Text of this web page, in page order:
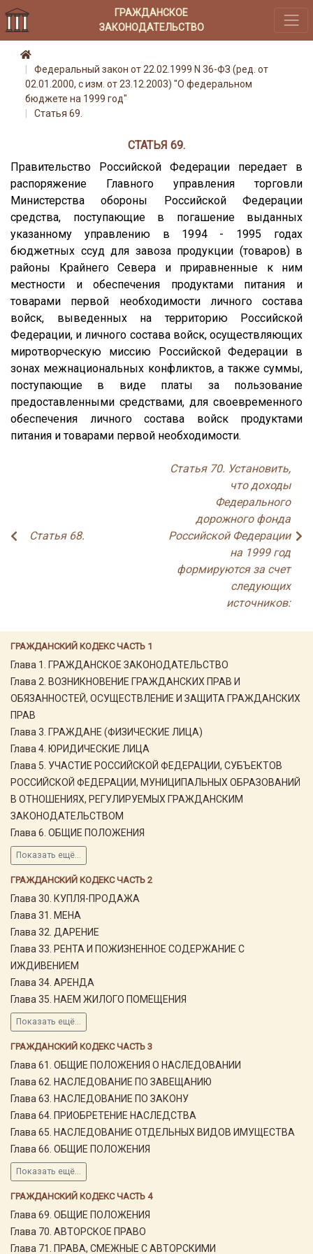
ГРАЖДАНСКОЕ
ЗАКОНОДАТЕЛЬСТВО
ГРАЖДАНСКИЙ КОДЕКС ЧАСТЬ 1
Глава 1. ГРАЖДАНСКОЕ ЗАКОНОДАТЕЛЬСТВО
Глава 2. ВОЗНИКНОВЕНИЕ ГРАЖДАНСКИХ ПРАВ И
ОБЯЗАННОСТЕЙ, ОСУЩЕСТВЛЕНИЕ И ЗАЩИТА ГРАЖДАНСКИХ
ПРАВ
Глава 3. ГРАЖДАНЕ (ФИЗИЧЕСКИЕ ЛИЦА)
Глава 4. ЮРИДИЧЕСКИЕ ЛИЦА
Глава 5. УЧАСТИЕ РОССИЙСКОЙ ФЕДЕРАЦИИ, СУБЪЕКТОВ
РОССИЙСКОЙ ФЕДЕРАЦИИ, МУНИЦИПАЛЬНЫХ ОБРАЗОВАНИЙ
В ОТНОШЕНИЯХ, РЕГУЛИРУЕМЫХ ГРАЖДАНСКИМ
ЗАКОНОДАТЕЛЬСТВОМ
Глава 6. ОБЩИЕ ПОЛОЖЕНИЯ
Показать ещё...
ГРАЖДАНСКИЙ КОДЕКС ЧАСТЬ 2
Глава 30. КУПЛЯ-ПРОДАЖА
Глава 31. МЕНА
Глава 32. ДАРЕНИЕ
Глава 33. РЕНТА И ПОЖИЗНЕННОЕ СОДЕРЖАНИЕ С
ИЖДИВЕНИЕМ
Глава 34. АРЕНДА
Глава 35. НАЕМ ЖИЛОГО ПОМЕЩЕНИЯ
Показать ещё...
ГРАЖДАНСКИЙ КОДЕКС ЧАСТЬ 3
Глава 61. ОБЩИЕ ПОЛОЖЕНИЯ О НАСЛЕДОВАНИИ
Глава 62. НАСЛЕДОВАНИЕ ПО ЗАВЕЩАНИЮ
Глава 63. НАСЛЕДОВАНИЕ ПО ЗАКОНУ
Глава 64. ПРИОБРЕТЕНИЕ НАСЛЕДСТВА
Глава 65. НАСЛЕДОВАНИЕ ОТДЕЛЬНЫХ ВИДОВ ИМУЩЕСТВА
Глава 66. ОБЩИЕ ПОЛОЖЕНИЯ
Показать ещё...
ГРАЖДАНСКИЙ КОДЕКС ЧАСТЬ 4
Глава 69. ОБЩИЕ ПОЛОЖЕНИЯ
Глава 70. АВТОРСКОЕ ПРАВО
Глава 71. ПРАВА, СМЕЖНЫЕ С АВТОРСКИМИ
Федеральный закон от 22.02.1999 N 36-ФЗ (ред. от
02.01.2000, с изм. от 23.12.2003) "О федеральном
бюджете на 1999 год"
Статья 69.
СТАТЬЯ 69.
Правительство Российской Федерации передает в
распоряжение Главного управления торговли
Министерства обороны Российской Федерации
средства, поступающие в погашение выданных
указанному управлению в 1994 - 1995 годах
бюджетных ссуд для завоза продукции (товаров) в
районы Крайнего Севера и приравненные к ним
местности и обеспечения продуктами питания и
товарами первой необходимости личного состава
войск, выведенных на территорию Российской
Федерации, и личного состава войск, осуществляющих
миротворческую миссию Российской Федерации в
зонах межнациональных конфликтов, а также суммы,
поступающие в виде платы за пользование
предоставленными средствами, для своевременного
обеспечения личного состава войск продуктами
питания и товарами первой необходимости.
Статья 68.
Статья 70. Установить,
что доходы
Федерального
дорожного фонда
Российской Федерации
на 1999 год
формируются за счет
следующих
источников: